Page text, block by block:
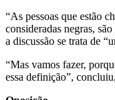
“As pessoas que estão
consideradas negras,
a discussão se trata de
“Mas vamos fazer,
essa definição”,